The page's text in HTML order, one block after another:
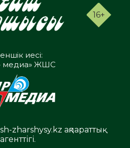
16+
иесі:
медиа» ЖШС
zharshysy.kz ақпараттық
агенттігі.